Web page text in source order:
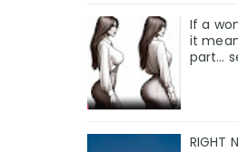
If a
it
part…
RIGHT